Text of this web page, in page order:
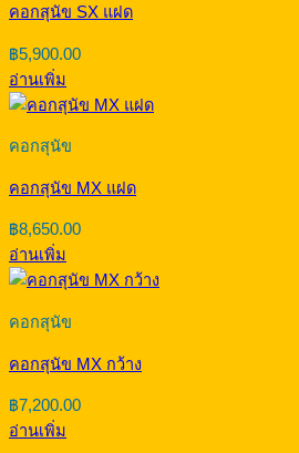
คอกสุนัข SX แฝด
฿5,900.00
อ่านเพิ่ม
คอกสุนัข
คอกสุนัข MX แฝด
฿8,650.00
อ่านเพิ่ม
คอกสุนัข
คอกสุนัข MX กว้าง
฿7,200.00
อ่านเพิ่ม